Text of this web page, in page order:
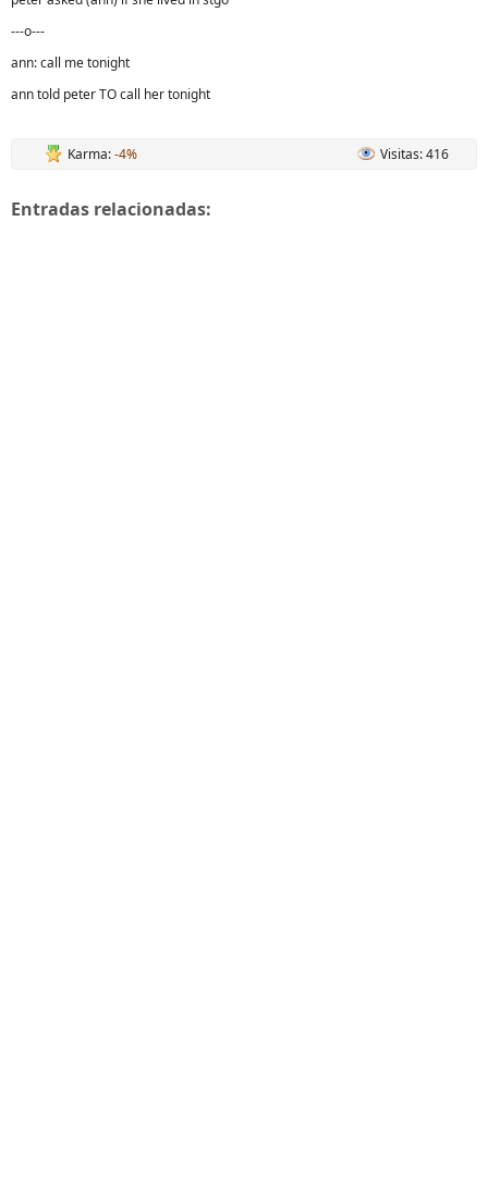
---o---
ann: call me tonight
ann told peter TO call her tonight
Karma:-4% Visitas: 416
Entradas relacionadas: